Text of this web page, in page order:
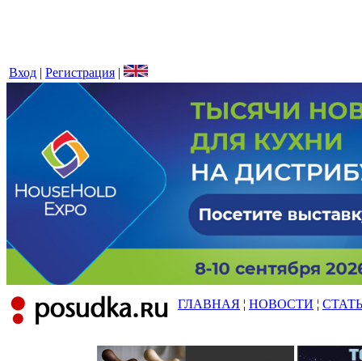
Вход | Регистрация |
ГЛАВНАЯ ¦ НОВОСТИ ¦